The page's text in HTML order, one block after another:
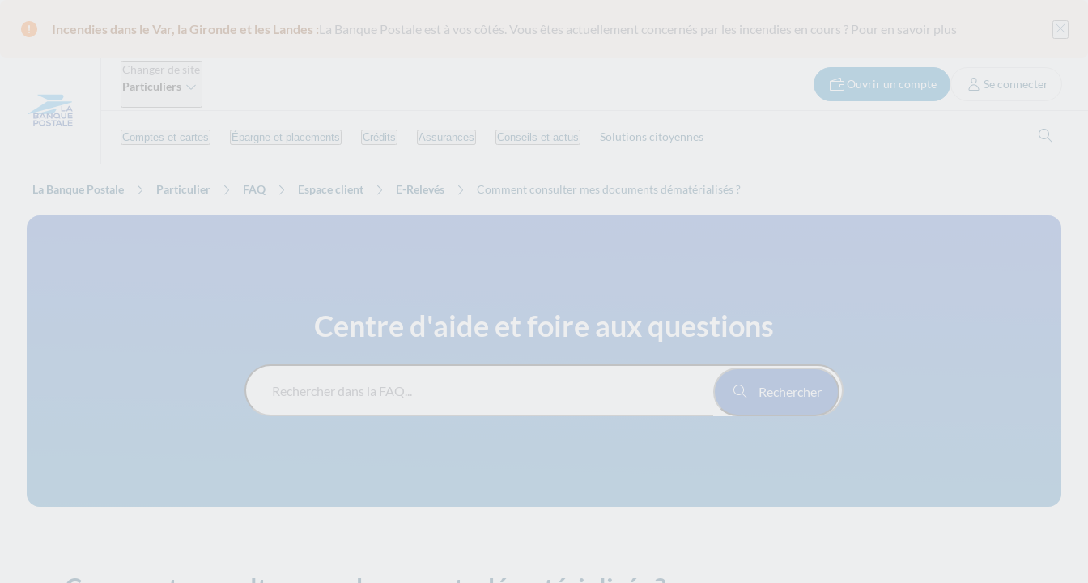
Incendies dans le Var, la Gironde et les Landes :La Banque Postale est à vos côtés. Vous êtes actuellement concernés par les incendies en cours ? Pour en savoir plus
Changer de site
Particuliers
Ouvrir un compte Se connecter
Comptes et cartes Épargne et placements Crédits Assurances Conseils et actus Solutions citoyennes
La Banque Postale Particulier FAQ Espace client E-Relevés Comment consulter mes documents dématérialisés ?
Centre d'aide et foire aux questions
Rechercher dans la FAQ...
Rechercher